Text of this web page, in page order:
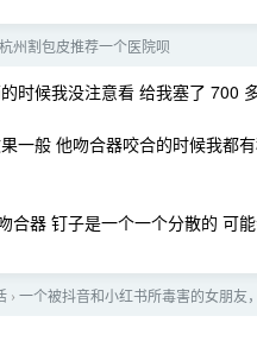
杭州割包皮推荐一个医院呗
时候我没注意看 给我塞了 700
一般 他吻合器咬合的时候我都
合器 钉子是一个一个分散的 可
› 一个被抖音和小红书所毒害的女朋友